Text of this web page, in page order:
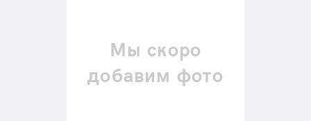
Мы скоро
добавим фото